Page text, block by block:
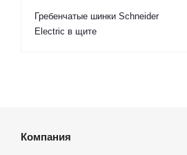
Гребенчатые шинки Schneider
Electric в щите
Компания